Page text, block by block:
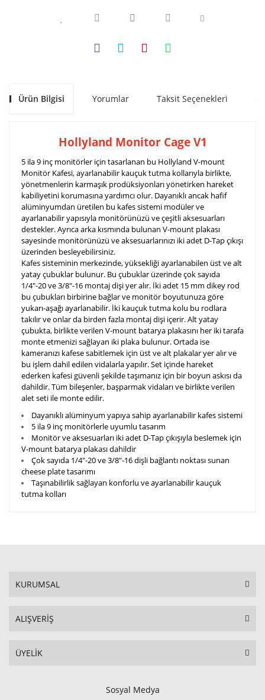
Ürün Bilgisi Yorumlar Taksit Seçenekleri
Hollyland Monitor Cage V1
5 ila 9 inç monitörler için tasarlanan bu Hollyland V-mount
Monitör Kafesi, ayarlanabilir kauçuk tutma kollarıyla birlikte,
yönetmenlerin karmaşık prodüksiyonları yönetirken hareket
kabiliyetini korumasına yardımcı olur. Dayanıklı ancak hafif
alüminyumdan üretilen bu kafes sistemi modüler ve
ayarlanabilir yapısıyla monitörünüzü ve çeşitli aksesuarları
destekler. Ayrıca arka kısmında bulunan V-mount plakası
sayesinde monitörünüzü ve aksesuarlarınızı iki adet D-Tap çıkışı
üzerinden besleyebilirsiniz.
Kafes sisteminin merkezinde, yüksekliği ayarlanabilen üst ve alt
yatay çubuklar bulunur. Bu çubuklar üzerinde çok sayıda
1/4"-20 ve 3/8"-16 montaj dişi yer alır. İki adet 15 mm dikey rod
bu çubukları birbirine bağlar ve monitör boyutunuza göre
yukarı-aşağı ayarlanabilir. İki kauçuk tutma kolu bu rodlara
takılır ve onlar da birden fazla montaj dişi içerir.Alt yatay
çubukta, birlikte verilen V-mount batarya plakasını her iki tarafa
monte etmenizi sağlayan iki plaka bulunur. Ortada ise
kameranızı kafese sabitlemek için üst ve alt plakalar yer alır ve
bu işlem dahil edilen vidalarla yapılır. Set içinde hareket
ederken kafesi güvenli şekilde taşımanız için bir boyun askısı da
dahildir. Tüm bileşenler, başparmak vidaları ve birlikte verilen
alet seti ile monte edilir.
Dayanıklı alüminyum yapıya sahip ayarlanabilir kafes sistemi
5 ila 9 inç monitörlerle uyumlu tasarım
Monitör ve aksesuarları iki adet D-Tap çıkışıyla beslemek için
V-mount batarya plakası dahildir
Çok sayıda 1/4"-20 ve 3/8"-16 dişli bağlantı noktası sunan
cheese plate tasarımı
Taşınabilirlik sağlayan konforlu ve ayarlanabilir kauçuk
tutma kolları
KURUMSAL
ALIŞVERİŞ
ÜYELİK
Sosyal Medya